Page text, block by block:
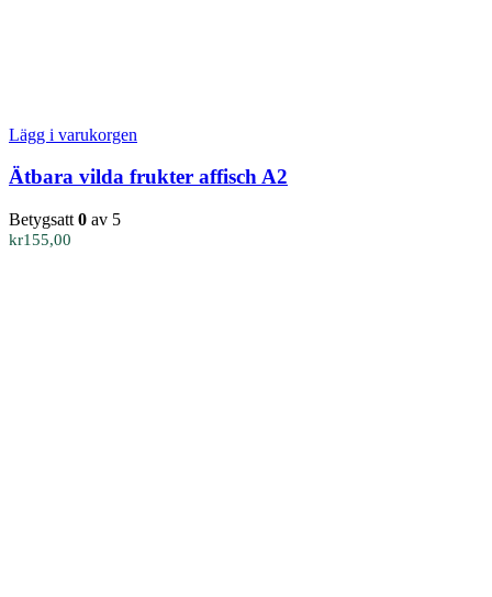
Lägg i varukorgen
Ätbara vilda frukter affisch A2
Betygsatt 0 av 5
kr155,00